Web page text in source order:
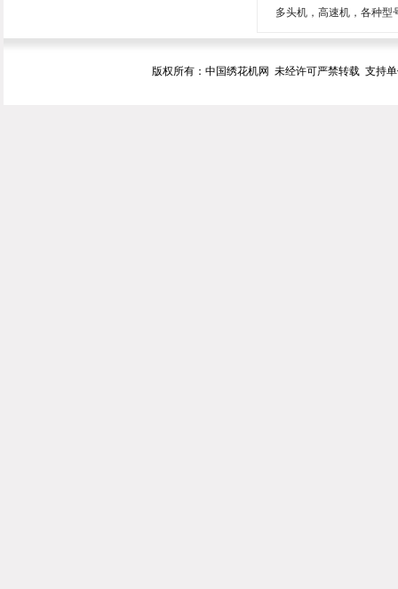
多头机，高速机，各种
版权所有：中国绣花机网 未经许可严禁转载 支持